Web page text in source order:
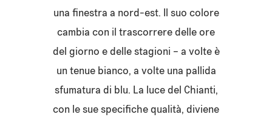
una finestra a nord-est. Il suo colore
cambia con il trascorrere delle ore
del giorno e delle stagioni – a volte è
un tenue bianco, a volte una pallida
sfumatura di blu. La luce del Chianti,
con le sue specifiche qualità, diviene